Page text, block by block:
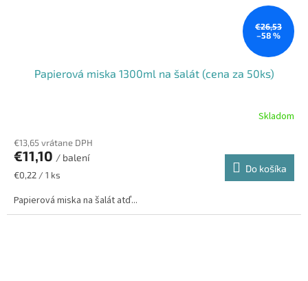
€26,53
–58 %
Papierová miska 1300ml na šalát (cena za 50ks)
Skladom
€13,65 vrátane DPH
€11,10 / balení
Jednotková
€0,22 / 1 ks
Do košíka
Papierová miska na šalát atď...